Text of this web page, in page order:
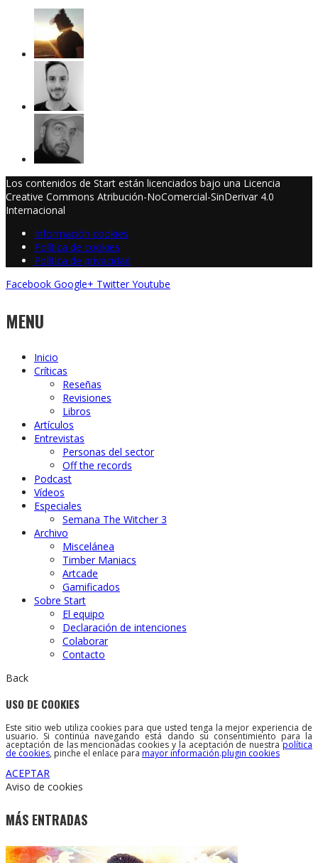
Los contenidos de Start están licenciados bajo una Licencia
Creative Commons Atribución-NoComercial-SinDerivar 4.0
Internacional
Información cookies
Política de cookies
Política de privacidad
Facebook Google+ Twitter Youtube
MENU
Inicio
Críticas
Reseñas
Revisiones
Libros
Artículos
Entrevistas
Personas del sector
Off the records
Podcast
Vídeos
Especiales
Semana The Witcher 3
Archivo
Miscelánea
Timber Maniacs
Artcade
Gamificados
Sobre Start
El equipo
Declaración de intenciones
Colaborar
Contacto
Back
USO DE COOKIES
Este sitio web utiliza cookies para que usted tenga la mejor experiencia de
usuario. Si continúa navegando está dando su consentimiento para la
aceptación de las mencionadas cookies y la aceptación de nuestrapolítica
de cookies, pinche el enlace para mayor información.plugin cookies
ACEPTAR
Aviso de cookies
MÁS ENTRADAS